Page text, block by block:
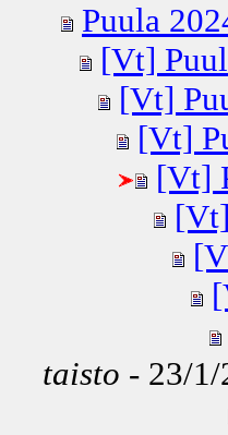
Puula
[Vt]
[Vt]
[Vt]
[Vt]
taisto - 23/